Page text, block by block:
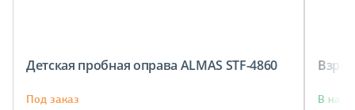
Детская пробная оправа ALMAS STF-4860
Под заказ В